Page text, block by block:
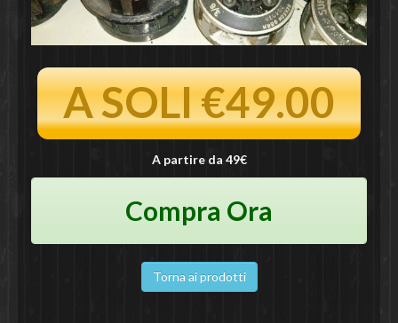
A SOLI €49.00
A partire da 49€
Compra Ora
Torna ai prodotti